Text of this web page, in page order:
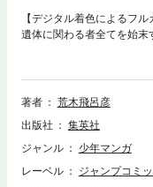
【デジタル着色によるフ
遺体に関わる者全てを始
受けたDioとウェカピポは
領のスタンド能力、その
著者
荒木飛呂彦
出版社
集英社
ジャンル
少年マンガ
レーベル
ジャンプコミ